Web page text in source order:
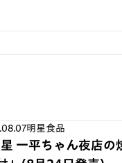
明星食品
星 一平ちゃん夜店